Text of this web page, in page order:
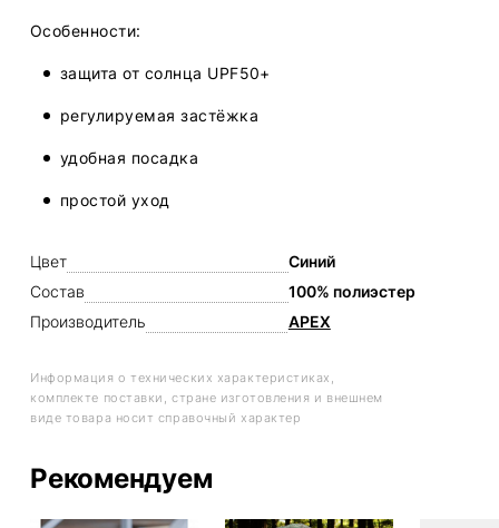
Особенности:
защита от солнца UPF50+
регулируемая застёжка
удобная посадка
простой уход
Цвет
Синий
Состав
100% полиэстер
Производитель
APEX
Информация о технических характеристиках,
комплекте поставки, стране изготовления и внешнем
виде товара носит справочный характер
Рекомендуем